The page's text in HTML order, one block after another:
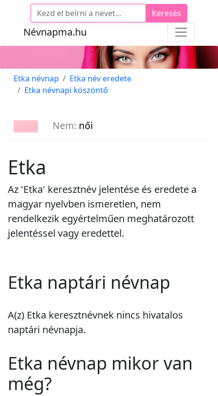
Névnapma.hu
Keresés
Etka névnap
Etka név eredete
Etka névnapi köszöntő
Nem: női
Etka
Az 'Etka' keresztnév jelentése és eredete a
magyar nyelvben ismeretlen, nem
rendelkezik egyértelműen meghatározott
jelentéssel vagy eredettel.
Etka naptári névnap
A(z) Etka keresztnévnek nincs hivatalos
naptári névnapja.
Etka névnap mikor van
még?